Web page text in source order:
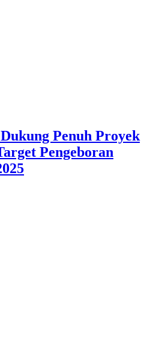
Penuh Proyek
Pengeboran